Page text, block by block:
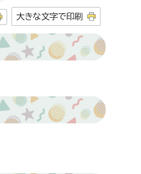
大きな文字で印刷